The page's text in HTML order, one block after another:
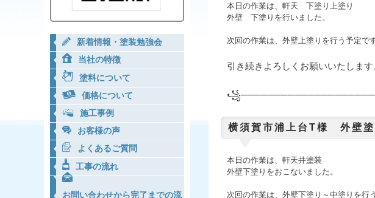
本日の作業は、 軒天 下塗り上塗り
外壁 下塗り を行いました。
次回の作業は、外壁上塗り を行う予定です
引き続きよろしくお願いいたします
꧁────────────
横須賀市浦上台T様 外壁
本日の作業は、 軒天井塗装
外壁下塗りをおこないました。
次回の作業は、外壁下塗り～中塗り を行
新着情報・塗装勉強会
当社の特徴
塗料について
価格について
施工事例
お客様の声
よくあるご質問
工事の流れ
お問い合わせから完了までの流